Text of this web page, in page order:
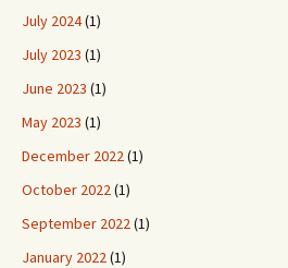
July 2024(1)
July 2023 (1)
June 2023 (1)
May 2023 (1)
December 2022(1)
October 2022(1)
September 2022(1)
January 2022(1)